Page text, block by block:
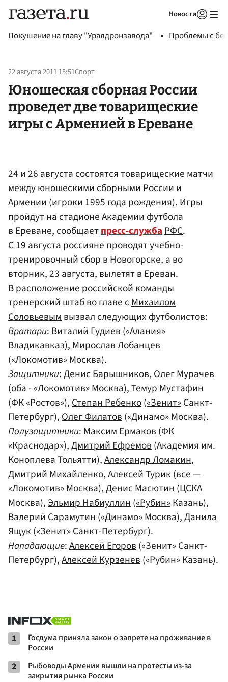
Новости
Покушение на главу "Уралдронзавода" Проблемы с
22 августа 2011 15:51Спорт
Юношеская сборная России
проведет две товарищеские
игры с Арменией в Ереване
24 и 26 августа состоятся товарищеские матчи
между юношескими сборными России и
Армении (игроки 1995 года рождения). Игры
пройдут на стадионе Академии футбола
в Ереване, сообщаетпресс-службаРФС.
С 19 августа россияне проводят учебно-
тренировочный сбор в Новогорске, а во
вторник, 23 августа, вылетят в Ереван.
В расположение российской команды
тренерский штаб во главе сМихаилом
Соловьевымвызвал следующих футболистов:
Вратари:Виталий Гудиев(«Алания»
Владикавказ),Мирослав Лобанцев
(«Локомотив» Москва).
Защитники:Денис Барышников,Олег Мурачев
(оба - «Локомотив» Москва),Темур Мустафин
(ФК «Ростов»),Степан Ребенко(«Зенит»Санкт-
Петербург),Олег Филатов(«Динамо» Москва).
Полузащитники:Максим Ермаков(ФК
«Краснодар»),Дмитрий Ефремов(Академия им.
Коноплева Тольятти),Александр Ломакин,
Дмитрий Михайленко,Алексей Турик(все —
«Локомотив» Москва),Денис Масютин(ЦСКА
Москва),Эльмир Набиуллин(«Рубин»Казань),
Валерий Сарамутин(«Динамо» Москва),Данила
Ящук(«Зенит» Санкт-Петербург).
Нападающие:Алексей Егоров(«Зенит» Санкт-
Петербург),Алексей Курзенев(«Рубин» Казань).
1
Госдума приняла закон о запрете на проживание в
России
2
Рыбоводы Армении вышли на протесты из-за
закрытия рынка России